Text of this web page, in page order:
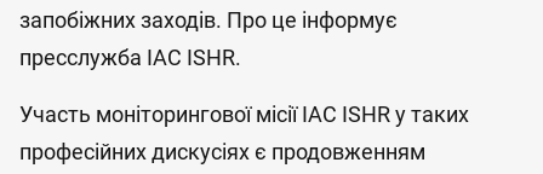
запобіжних заходів. Про це інформує
пресслужба IAC ISHR.
Участь моніторингової місії IAC ISHR у таких
професійних дискусіях є продовженням